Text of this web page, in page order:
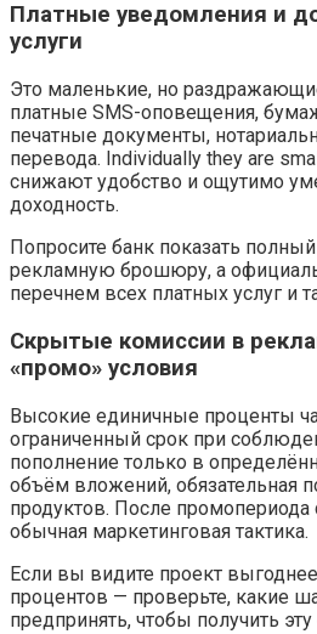
Платные уведомления и
услуги
Это маленькие, но
платные SMS-оповещения,
печатные документы,
перевода. Individually they are
снижают удобство и ощутимо
доходность.
Попросите банк показать
рекламную брошюру, а
перечнем всех платных услуг и
Скрытые комиссии в
«промо» условия
Высокие единичные проценты
ограниченный срок при
пополнение только в
объём вложений, обязательная
продуктов. После промопериода
обычная маркетинговая тактика.
Если вы видите проект
процентов — проверьте, какие
предпринять, чтобы получить